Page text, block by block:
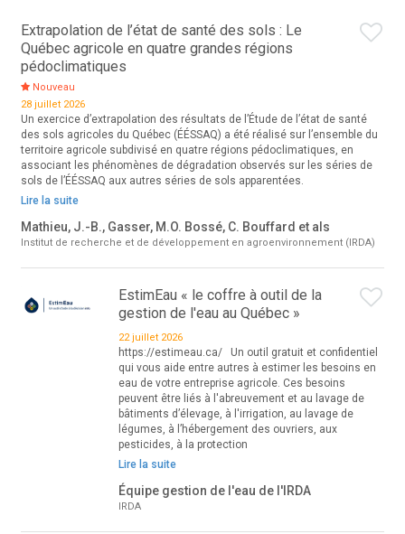
Extrapolation de l’état de santé des sols : Le
Québec agricole en quatre grandes régions
pédoclimatiques
Nouveau
28 juillet 2026
Un exercice d’extrapolation des résultats de l’Étude de l’état de santé
des sols agricoles du Québec (ÉÉSSAQ) a été réalisé sur l’ensemble du
territoire agricole subdivisé en quatre régions pédoclimatiques, en
associant les phénomènes de dégradation observés sur les séries de
sols de l’ÉÉSSAQ aux autres séries de sols apparentées.
Lire la suite
Mathieu, J.-B., Gasser, M.O. Bossé, C. Bouffard et als
Institut de recherche et de développement en agroenvironnement (IRDA)
EstimEau « le coffre à outil de la
gestion de l'eau au Québec »
22 juillet 2026
https://estimeau.ca/ Un outil gratuit et confidentiel
qui vous aide entre autres à estimer les besoins en
eau de votre entreprise agricole. Ces besoins
peuvent être liés à l'abreuvement et au lavage de
bâtiments d’élevage, à l'irrigation, au lavage de
légumes, à l’hébergement des ouvriers, aux
pesticides, à la protection
Lire la suite
Équipe gestion de l'eau de l'IRDA
IRDA